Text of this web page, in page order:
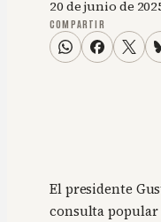
20 de junio de
COMPARTIR
El presidente
consulta popular